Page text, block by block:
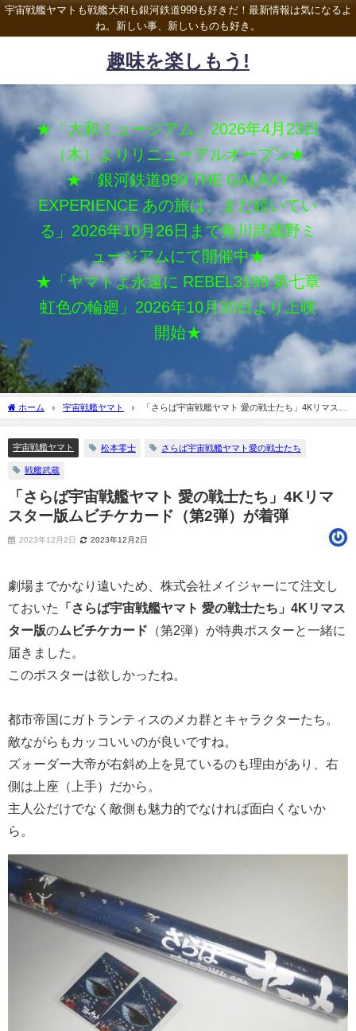
宇宙戦艦ヤマトも戦艦大和も銀河鉄道999も好きだ！最新情報は気になるよ
ね。新しい事、新しいものも好き。
趣味を楽しもう!
★「大和ミュージアム」2026年4月23日
（木）よりリニューアルオープン★
★「銀河鉄道999 THE GALAXY
EXPERIENCE あの旅は、まだ続いてい
る」2026年10月26日まで角川武蔵野ミ
ュージアムにて開催中★
★「ヤマトよ永遠に REBEL3199 第七章
虹色の輪廻」2026年10月30日より上映
開始★
ホーム 宇宙戦艦ヤマト
「さらば宇宙戦艦ヤマト 愛の戦士たち」4Kリマスタ
宇宙戦艦ヤマト 松本零士 さらば宇宙戦艦ヤマト愛の戦士たち
戦艦武蔵
「さらば宇宙戦艦ヤマト 愛の戦士たち」4Kリマ
スター版ムビチケカード（第2弾）が着弾
2023年12月2日 2023年12月2日
劇場までかなり遠いため、株式会社メイジャーにて注文し
ておいた
「さらば宇宙戦艦ヤマト 愛の戦士たち」4Kリマス
ター版のムビチケカード （第2弾）が特典ポスターと一緒に
届きました。
このポスターは欲しかったね。
都市帝国にガトランティスのメカ群とキャラクターたち。
敵ながらもカッコいいのが良いですね。
ズォーダー大帝が右斜め上を見ているのも理由があり、右
側は上座（上手）だから。
主人公だけでなく敵側も魅力的でなければ面白くないか
ら。